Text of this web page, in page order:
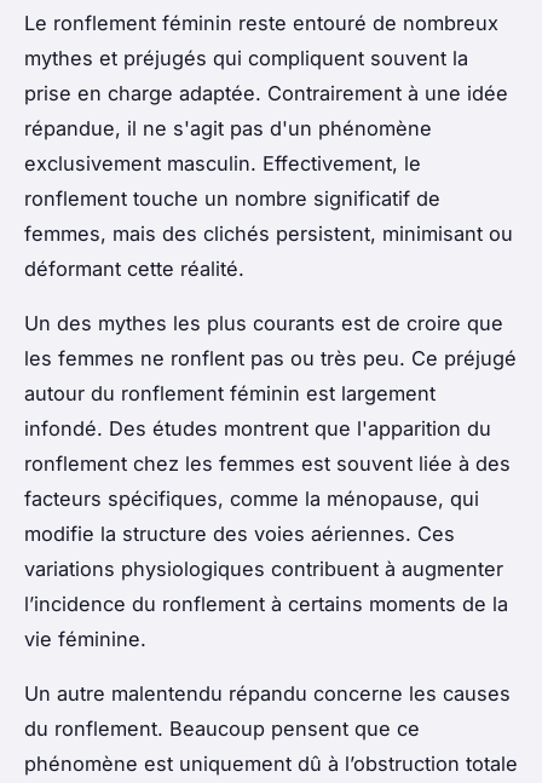
Le ronflement féminin reste entouré de nombreux
mythes et préjugés qui compliquent souvent la
prise en charge adaptée. Contrairement à une idée
répandue, il ne s'agit pas d'un phénomène
exclusivement masculin. Effectivement, le
ronflement touche un nombre significatif de
femmes, mais des clichés persistent, minimisant ou
déformant cette réalité.
Un des mythes les plus courants est de croire que
les femmes ne ronflent pas ou très peu. Ce préjugé
autour du ronflement féminin est largement
infondé. Des études montrent que l'apparition du
ronflement chez les femmes est souvent liée à des
facteurs spécifiques, comme la ménopause, qui
modifie la structure des voies aériennes. Ces
variations physiologiques contribuent à augmenter
l’incidence du ronflement à certains moments de la
vie féminine.
Un autre malentendu répandu concerne les causes
du ronflement. Beaucoup pensent que ce
phénomène est uniquement dû à l’obstruction totale